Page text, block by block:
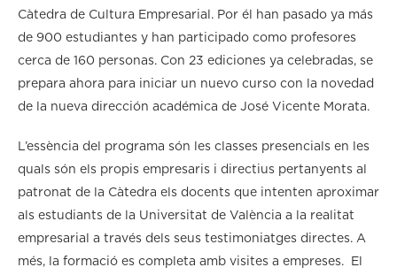
Càtedra de Cultura Empresarial. Por él han pasado ya más
de 900 estudiantes y han participado como profesores
cerca de 160 personas. Con 23 ediciones ya celebradas, se
prepara ahora para iniciar un nuevo curso con la novedad
de la nueva dirección académica de José Vicente Morata.
L’essència del programa són les classes presencials en les
quals són els propis empresaris i directius pertanyents al
patronat de la Càtedra els docents que intenten aproximar
als estudiants de la Universitat de València a la realitat
empresarial a través dels seus testimoniatges directes. A
més, la formació es completa amb visites a empreses. El